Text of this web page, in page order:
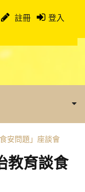
註冊 登入
安問題」座談會
教育談食